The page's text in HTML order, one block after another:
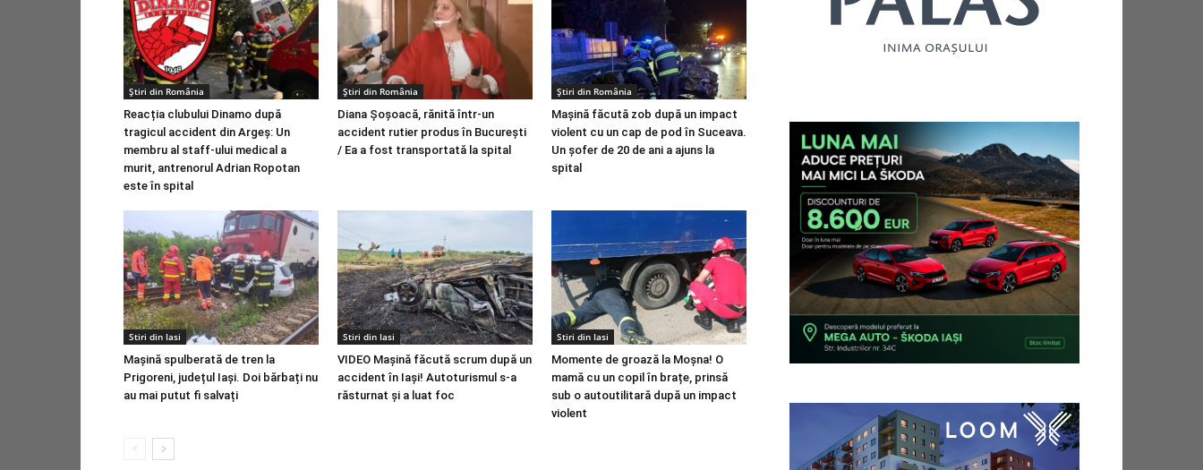
Știri din România
Reacția clubului Dinamo după
tragicul accident din Argeș: Un
membru al staff-ului medical a
murit, antrenorul Adrian Ropotan
este în spital
Știri din România
Diana Şoşoacă, rănită într-un
accident rutier produs în Bucureşti
/ Ea a fost transportată la spital
Știri din România
Mașină făcută zob după un impact
violent cu un cap de pod în Suceava.
Un șofer de 20 de ani a ajuns la
spital
Stiri din Iasi
Mașină spulberată de tren la
Prigoreni, județul Iași. Doi bărbați nu
au mai putut fi salvați
Stiri din Iasi
VIDEO Mașină făcută scrum după un
accident în Iași! Autoturismul s-a
răsturnat și a luat foc
Stiri din Iasi
Momente de groază la Moșna! O
mamă cu un copil în brațe, prinsă
sub o autoutilitară după un impact
violent